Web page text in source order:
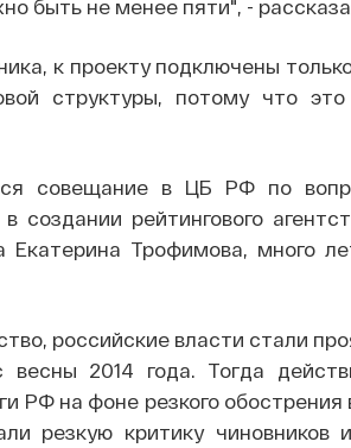
быть не менее пяти", -
к проекту подключены
структуры, потому что
совещание в ЦБ РФ по
создании рейтингового
Екатерина Трофимова, много
российские власти стали
2014 года. Тогда
РФ на фоне резкого
резкую критику чиновников